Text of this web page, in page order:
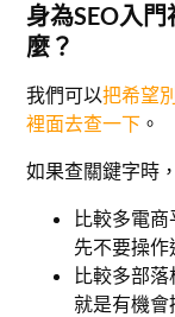
身為SEO入
麼？
我們可以把希望
裡面去查一下 。
如果查關鍵字時
比較多電
先不要操作
比較多部
就是有機會